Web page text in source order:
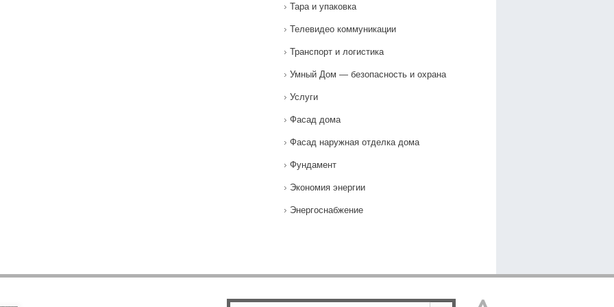
Тара и упаковка
Телевидео коммуникации
Транспорт и логистика
Умный Дом — безопасность и охрана
Услуги
Фасад дома
Фасад наружная отделка дома
Фундамент
Экономия энергии
Энергоснабжение